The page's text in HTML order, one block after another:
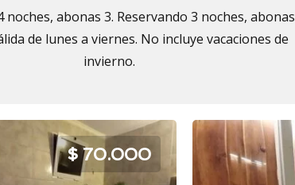
noches, abonas 3. Reservando 3 noches, abonas
de lunes a viernes. No incluye vacaciones de
invierno.
$ 70.000